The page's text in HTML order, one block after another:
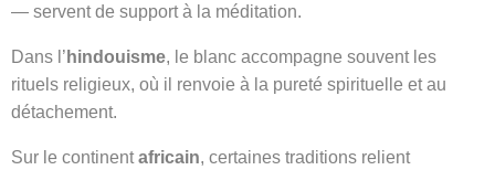
— servent de support à la méditation.
Dans l’ hindouisme, le blanc accompagne souvent les
rituels religieux, où il renvoie à la pureté spirituelle et au
détachement.
Sur le continentafricain, certaines traditions relient